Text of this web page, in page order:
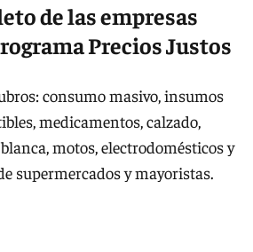
de las empresas
Precios Justos
consumo masivo, insumos
medicamentos, calzado,
motos, electrodomésticos y
supermercados y mayoristas.